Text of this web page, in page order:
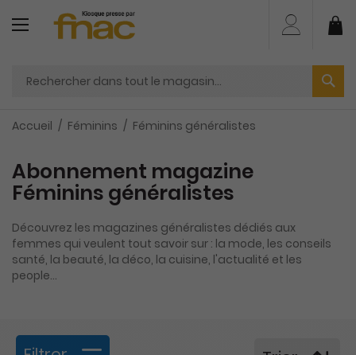
contenu
Accueil Féminins Féminins généralistes
Abonnement magazine
Féminins généralistes
Découvrez les magazines généralistes dédiés aux
femmes qui veulent tout savoir sur : la mode, les conseils
santé, la beauté, la déco, la cuisine, l'actualité et les
people…